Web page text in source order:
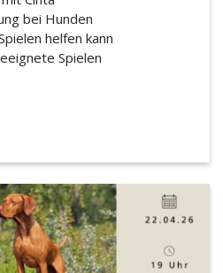
bei Hunden
helfen kann
Spielen